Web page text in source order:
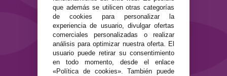
SEGURIDAD Y PRIVACIDAD
Términos y condiciones de uso
Política de privacidad
Política de cookies
que además se utilicen otras categorías
de cookies para personalizar la
experiencia de usuario, divulgar ofertas
comerciales personalizadas o realizar
análisis para optimizar nuestra oferta. El
usuario puede retirar su consentimiento
en todo momento, desde el enlace
«Política de cookies». También puede